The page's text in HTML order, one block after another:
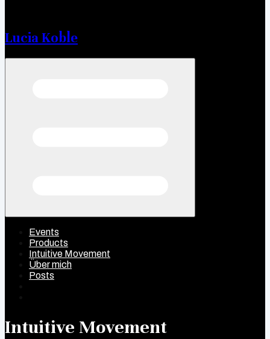
Lucia Koble
Events
Products
Intuitive Movement
Über mich
Posts
Intuitive Movement